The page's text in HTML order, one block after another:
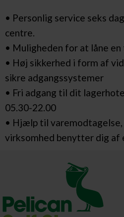
• Personlig service seks
centre.
• Muligheden for at låne
• Høj sikkerhed i form af
sikre adgangssystemer
• Fri adgang til dit
05.30-22.00
• Hjælp til varemodtagelse,
virksomhed benytter dig